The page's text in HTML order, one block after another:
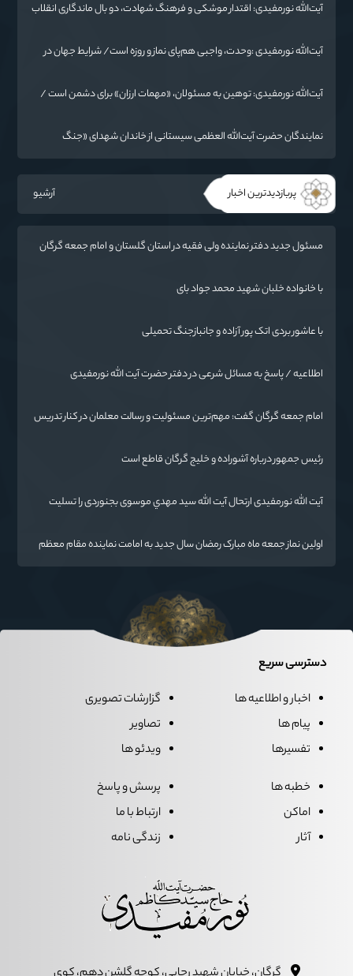
آیت‌الله نورمفیدی: اقتدار موشکی و فرهنگ شهادت، دو بال ماندگاری انقلاب
آیت‌الله نورمفیدی :وحدت، واجبی هم‌پای نماز و روزه است/ شرایط جهان در
آیت‌الله نورمفیدی: توهین به مسئولان، «مهمات ارزان» برای دشمن است /
نمایندگان حضرت آیت‌الله العظمی سیستانی از خاندان شهدای «جنگ
پربازدیدترین اخبار آرشیو
مسئول جدید دفتر نماینده ولی فقیه در استان گلستان و امام جمعه گرگان
با خانواده خلبان شهید محمد جواد بای
با عاشور بردی اتک پور آزاده و جانبازجنگ تحمیلی
اطلاعیه / پاسخ به مسائل شرعی در دفتر حضرت آیت الله نورمفیدی
امام جمعه گرگان گفت: مهم‌ترین مسئولیت و رسالت معلمان در کنار تدریس
ایران اسلامی است.
رئیس جمهور درباره آشوراده و خلیج گرگان قاطع است
آیت الله نورمفیدی ارتحال آیت الله سيد مهدي موسوی بجنوردی را تسلیت
اولین نماز جمعه ماه مبارک رمضان سال جدید به امامت نماینده مقام معظم
دسترسی سریع
اخبار و اطلاعیه ها
پیام ها
تفسیرها
گزارشات تصویری
تصاویر
ویدئو ها
خطبه ها
اماکن
آثار
پرسش و پاسخ
ارتباط با ما
زندگی نامه